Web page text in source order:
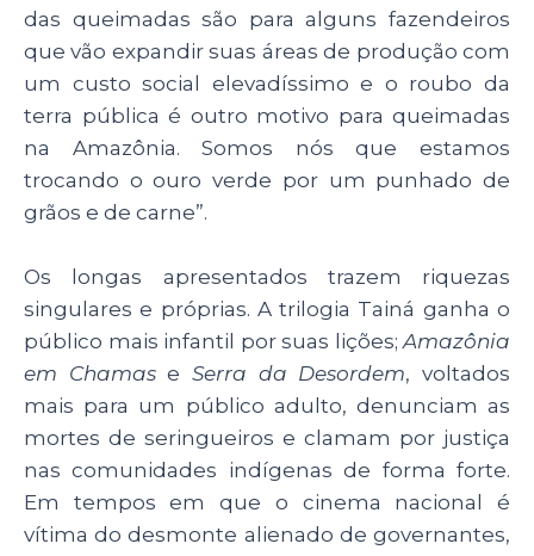
das queimadas são para alguns fazendeiros
que vão expandir suas áreas de produção com
um custo social elevadíssimo e o roubo da
terra pública é outro motivo para queimadas
na Amazônia. Somos nós que estamos
trocando o ouro verde por um punhado de
grãos e de carne”.
Os longas apresentados trazem riquezas
singulares e próprias. A trilogia Tainá ganha o
público mais infantil por suas lições; Amazônia
em ChamaseSerra da Desordem, voltados
mais para um público adulto, denunciam as
mortes de seringueiros e clamam por justiça
nas comunidades indígenas de forma forte.
Em tempos em que o cinema nacional é
vítima do desmonte alienado de governantes,